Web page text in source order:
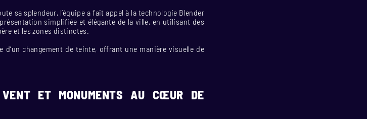
sa splendeur, l’équipe a fait appel à la technologie Blender
simplifiée et élégante de la ville, en utilisant des
et les zones distinctes.
d’un changement de teinte, offrant une manière visuelle de
ET MONUMENTS AU CŒUR DE